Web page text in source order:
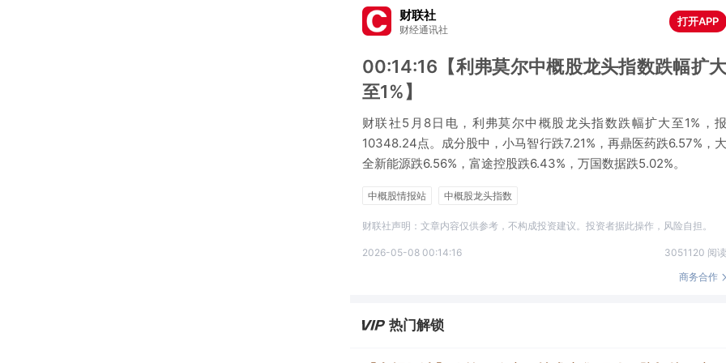
财联社
财经通讯社
打开APP
00:14:16【利弗莫尔中概股龙头指数跌幅扩大
至1%】
财联社5月8日电，利弗莫尔中概股龙头指数跌幅扩大至1%，报
10348.24点。成分股中，小马智行跌7.21%，再鼎医药跌6.57%，大
全新能源跌6.56%，富途控股跌6.43%，万国数据跌5.02%。
中概股情报站 中概股龙头指数
财联社声明：文章内容仅供参考，不构成投资建议。投资者据此操作，风险自担。
2026-05-08 00:14:16
3051120 阅读
商务合作
热门解锁